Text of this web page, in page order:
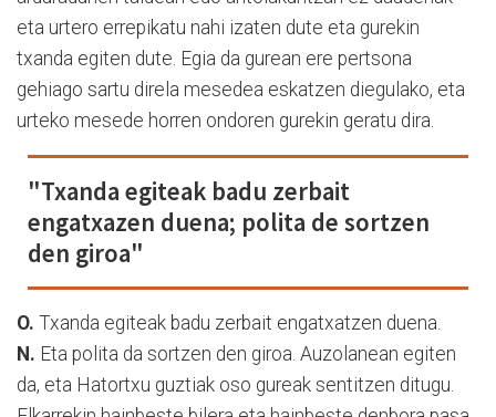
eta urtero errepikatu nahi izaten dute eta gurekin
txanda egiten dute. Egia da gurean ere pertsona
gehiago sartu direla mesedea eskatzen diegulako, eta
urteko mesede horren ondoren gurekin geratu dira.
"Txanda egiteak badu zerbait
engatxazen duena; polita de sortzen
den giroa"
O. Txanda egiteak badu zerbait engatxatzen duena.
N. Eta polita da sortzen den giroa. Auzolanean egiten
da, eta Hatortxu guztiak oso gureak sentitzen ditugu.